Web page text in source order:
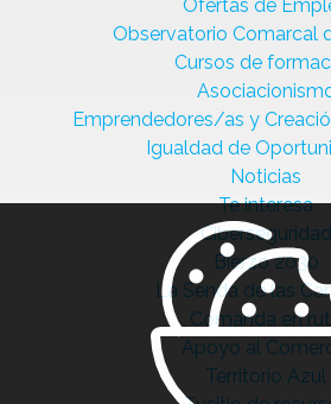
Ofertas de
Observatorio Comarcal
Cursos de
Emprendedores/as y
Igualdad de
Noticias
Te interesa
Ciberseguridad
Bierzo 2030
La Senda de las
Comanda en
Apoyo al
Territorio Azul